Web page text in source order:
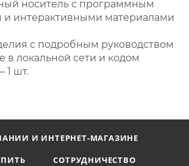
носитель с программным
и интерактивными материалами
с подробным руководством
в локальной сети и кодом
1 шт.
И ИНТЕРНЕТ-МАГАЗИНЕ
СОТРУДНИЧЕСТВО